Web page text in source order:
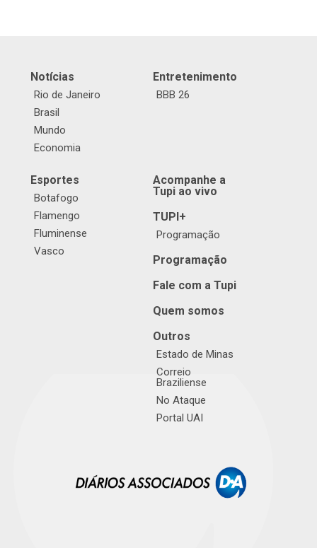
Notícias
Rio de Janeiro
Brasil
Mundo
Economia
Entretenimento
BBB 26
Esportes
Botafogo
Flamengo
Fluminense
Vasco
Acompanhe a
Tupi ao vivo
TUPI+
Programação
Programação
Fale com a Tupi
Quem somos
Outros
Estado de Minas
Correio
Braziliense
No Ataque
Portal UAI